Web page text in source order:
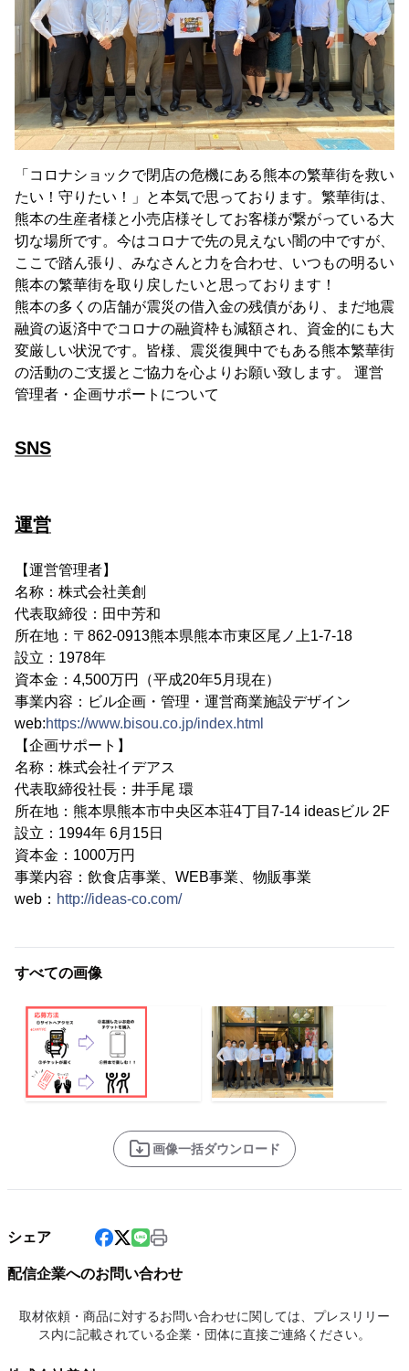
「コロナショックで閉店の危機にある熊本の繁華街を救い
たい！守りたい！」と本気で思っております。繁華街は、
熊本の生産者様と小売店様そしてお客様が繋がっている大
切な場所です。今はコロナで先の見えない闇の中ですが、
ここで踏ん張り、みなさんと力を合わせ、いつもの明るい
熊本の繁華街を取り戻したいと思っております！
熊本の多くの店舗が震災の借入金の残債があり、まだ地震
融資の返済中でコロナの融資枠も減額され、資金的にも大
変厳しい状況です。皆様、震災復興中でもある熊本繁華街
の活動のご支援とご協力を心よりお願い致します。 運営
管理者・企画サポートについて
SNS
運営
【運営管理者】
名称：株式会社美創
代表取締役：田中芳和
所在地：〒862-0913熊本県熊本市東区尾ノ上1-7-18
設立：1978年
資本金：4,500万円（平成20年5月現在）
事業内容：ビル企画・管理・運営商業施設デザイン
web:https://www.bisou.co.jp/index.html
【企画サポート】
名称：株式会社イデアス
代表取締役社長：井手尾 環
所在地：熊本県熊本市中央区本荘4丁目7-14 ideasビル 2F
設立：1994年 6月15日
資本金：1000万円
事業内容：飲食店事業、WEB事業、物販事業
web： http://ideas-co.com/
すべての画像
画像一括ダウンロード
シェア
配信企業へのお問い合わせ
取材依頼・商品に対するお問い合わせに関しては、プレスリリー
ス内に記載されている企業・団体に直接ご連絡ください。